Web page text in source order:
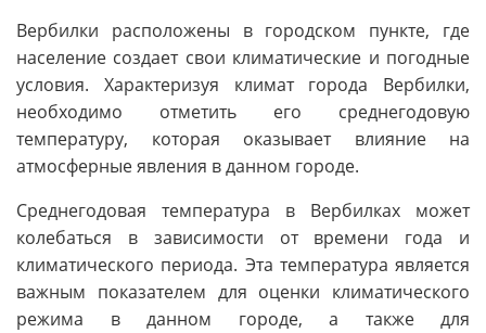
Вербилки расположены в городском пункте, где
население создает свои климатические и погодные
условия. Характеризуя климат города Вербилки,
необходимо отметить его среднегодовую
температуру, которая оказывает влияние на
атмосферные явления в данном городе.
Среднегодовая температура в Вербилках может
колебаться в зависимости от времени года и
климатического периода. Эта температура является
важным показателем для оценки климатического
режима в данном городе, а также для